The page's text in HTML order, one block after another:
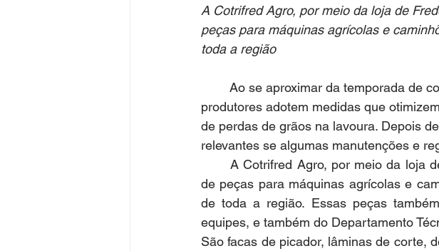
A Cotrifred Agro, por meio da loja de
peças para máquinas agrícolas e
toda a região
produtores adotem medidas que
de perdas de grãos na lavoura. Depois
relevantes se algumas manutenções e
	A Cotrifred Agro, por meio da loja de Frederico Westphalen, conta com linha completa
de peças para máquinas agrícolas e
de toda a região. Essas peças
equipes, e também do Departamento
São facas de picador, lâminas de corte,